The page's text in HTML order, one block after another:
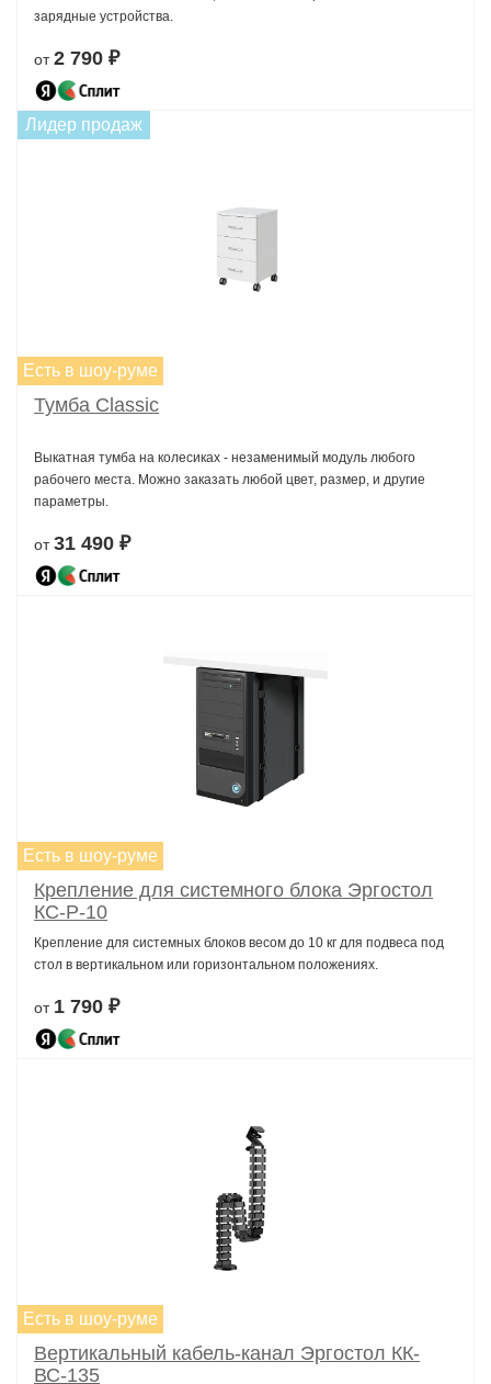
зарядные устройства.
от2 790 ₽
Лидер продаж
Есть в шоу-руме
Тумба Classic
Выкатная тумба на колесиках - незаменимый модуль любого
рабочего места. Можно заказать любой цвет, размер, и другие
параметры.
от31 490 ₽
Есть в шоу-руме
Крепление для системного блока Эргостол
КС-Р-10
Крепление для системных блоков весом до 10 кг для подвеса под
стол в вертикальном или горизонтальном положениях.
от 1 790 ₽
Есть в шоу-руме
Вертикальный кабель-канал Эргостол КК-
ВС-135